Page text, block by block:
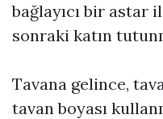
bağlayıcı bir astar
sonraki katın
Tavana gelince,
tavan boyası